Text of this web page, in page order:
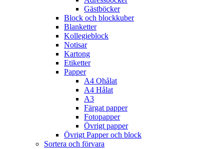
Gästböcker
Block och blockkuber
Blanketter
Kollegieblock
Notisar
Kartong
Etiketter
Papper
A4 Ohålat
A4 Hålat
A3
Färgat papper
Fotopapper
Övrigt papper
Övrigt Papper och block
Sortera och förvara